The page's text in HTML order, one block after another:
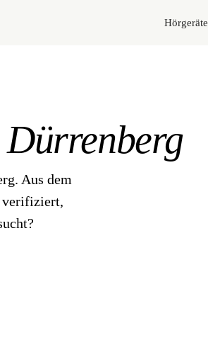
Hörgeräte
Aus dem
verifiziert,